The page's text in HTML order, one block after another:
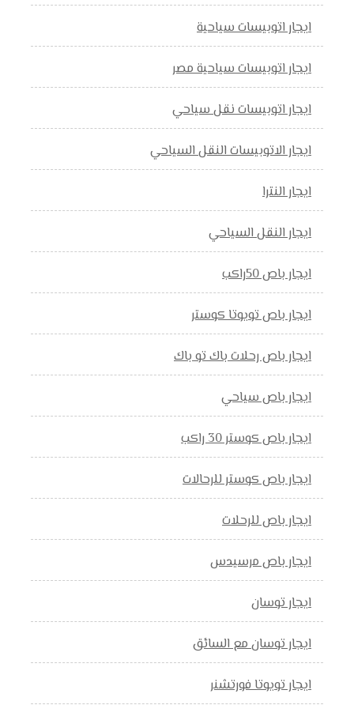
ايجار اتوبيسات سياحية
ايجار اتوبيسات سياحية مصر
ايجار اتوبيسات نقل سياحي
ايجار الاتوبيسات النقل السياحي
ايجار النترا
ايجار النقل السياحي
ايجار باص 50راكب
ايجار باص تويوتا كوستر
ايجار باص رحلات باك تو باك
ايجار باص سياحي
ايجار باص كوستر 30 راكب
ايجار باص كوستر للرحالات
ايجار باص للرحلات
ايجار باص مرسيدس
ايجار توسان
ايجار توسان مع السائق
ايجار تويوتا فورتشنر